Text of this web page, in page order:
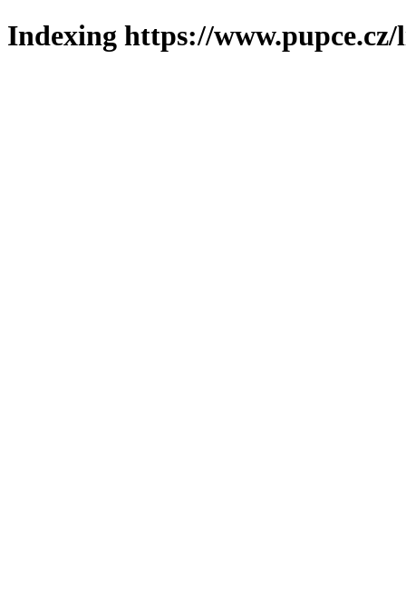
Indexing https://